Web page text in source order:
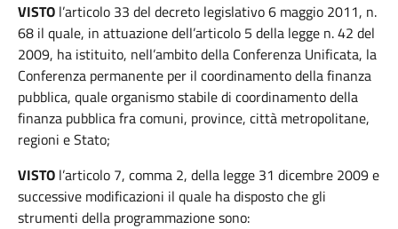
VISTO l’articolo 33 del decreto legislativo 6 maggio 2011, n.
68 il quale, in attuazione dell’articolo 5 della legge n. 42 del
2009, ha istituito, nell’ambito della Conferenza Unificata, la
Conferenza permanente per il coordinamento della finanza
pubblica, quale organismo stabile di coordinamento della
finanza pubblica fra comuni, province, città metropolitane,
regioni e Stato;
VISTO l’articolo 7, comma 2, della legge 31 dicembre 2009 e
successive modificazioni il quale ha disposto che gli
strumenti della programmazione sono: